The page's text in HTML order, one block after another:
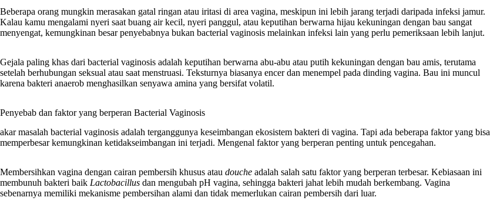
Beberapa orang mungkin merasakan gatal ringan atau iritasi di area vagina, meskipun ini lebih jarang terjadi daripada infeksi jamur.
Kalau kamu mengalami nyeri saat buang air kecil, nyeri panggul, atau keputihan berwarna hijau kekuningan dengan bau sangat
menyengat, kemungkinan besar penyebabnya bukan bacterial vaginosis melainkan infeksi lain yang perlu pemeriksaan lebih lanjut.
Gejala paling khas dari bacterial vaginosis adalah keputihan berwarna abu-abu atau putih kekuningan dengan bau amis, terutama
setelah berhubungan seksual atau saat menstruasi. Teksturnya biasanya encer dan menempel pada dinding vagina. Bau ini muncul
karena bakteri anaerob menghasilkan senyawa amina yang bersifat volatil.
Penyebab dan faktor yang berperan Bacterial Vaginosis
akar masalah bacterial vaginosis adalah terganggunya keseimbangan ekosistem bakteri di vagina. Tapi ada beberapa faktor yang bisa
memperbesar kemungkinan ketidakseimbangan ini terjadi. Mengenal faktor yang berperan penting untuk pencegahan.
Membersihkan vagina dengan cairan pembersih khusus atau douche adalah salah satu faktor yang berperan terbesar. Kebiasaan ini
membunuh bakteri baik Lactobacillus dan mengubah pH vagina, sehingga bakteri jahat lebih mudah berkembang. Vagina
sebenarnya memiliki mekanisme pembersihan alami dan tidak memerlukan cairan pembersih dari luar.